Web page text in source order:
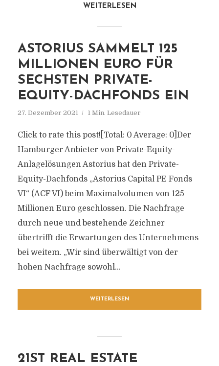
WEITERLESEN
ASTORIUS SAMMELT 125
MILLIONEN EURO FÜR
SECHSTEN PRIVATE-
EQUITY-DACHFONDS EIN
27. Dezember 2021 1 Min. Lesedauer
Click to rate this post![Total: 0 Average: 0]Der
Hamburger Anbieter von Private-Equity-
Anlagelösungen Astorius hat den Private-
Equity-Dachfonds „Astorius Capital PE Fonds
VI“ (ACF VI) beim Maximalvolumen von 125
Millionen Euro geschlossen. Die Nachfrage
durch neue und bestehende Zeichner
übertrifft die Erwartungen des Unternehmens
bei weitem. „Wir sind überwältigt von der
hohen Nachfrage sowohl...
WEITERLESEN
21ST REAL ESTATE